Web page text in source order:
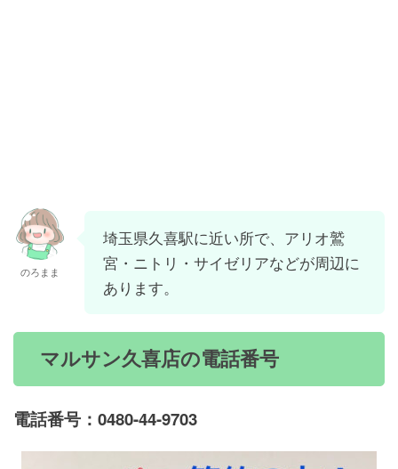
のろまま
埼玉県久喜駅に近い所で、アリオ鷲
宮・ニトリ・サイゼリアなどが周辺に
あります。
マルサン久喜店の電話番号
電話番号：0480-44-9703